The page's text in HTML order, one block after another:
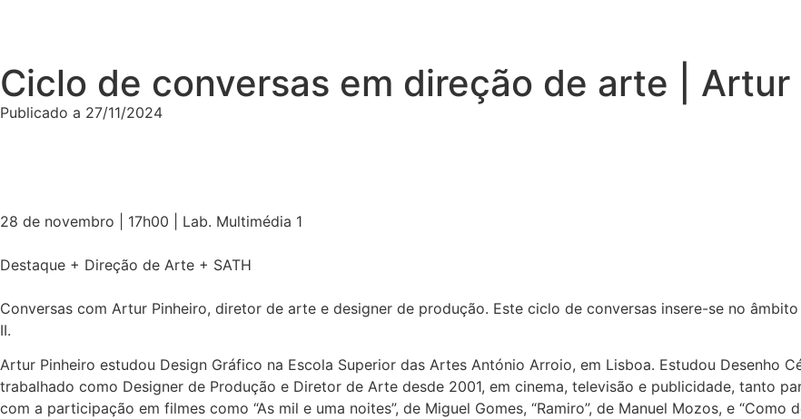
Ciclo de conversas em direção de arte | Artur
Publicado a 27/11/2024
28 de novembro | 17h00 | Lab. Multimédia 1
Destaque + Direção de Arte + SATH
Conversas com Artur Pinheiro, diretor de arte e designer de produção. Este ciclo de conversas insere-se no
II.
Artur Pinheiro estudou Design Gráfico na Escola Superior das Artes António Arroio, em Lisboa. Estudou Desenho
trabalhado como Designer de Produção e Diretor de Arte desde 2001, em cinema, televisão e publicidade, tanto
com a participação em filmes como “As mil e uma noites”, de Miguel Gomes, “Ramiro”, de Manuel Mozos, e